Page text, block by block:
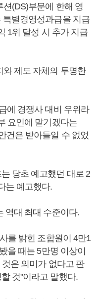
(DS)부문에 한해 영
별경영성과급을 지급
1위 달성 시 추가 지급
제도 자체의 투명한
에 경쟁사 대비 우위라
요인에 맡기겠다는
건은 받아들일 수 없었
당초 예고했던 대로 2
는 예고했다.
역대 최대 수준이다.
를 밝힌 조합원이 4만1
을 때는 5만명 이상이
은 의미가 없다고 판
것"이라고 말했다.